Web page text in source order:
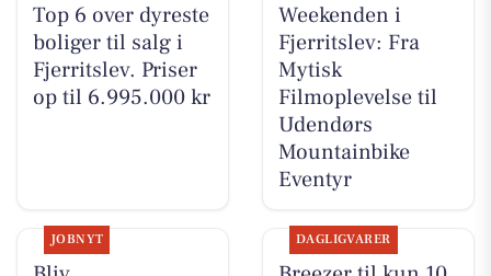
Top 6 over dyreste
boliger til salg i
Fjerritslev. Priser
op til 6.995.000 kr
Weekenden i
Fjerritslev: Fra
Mytisk
Filmoplevelse til
Udendørs
Mountainbike
Eventyr
JOBNYT DAGLIGVARER